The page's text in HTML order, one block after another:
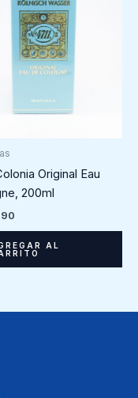
Original Eau
200ml
AL